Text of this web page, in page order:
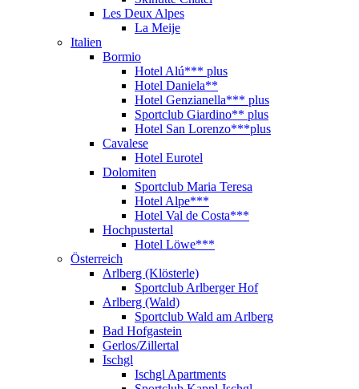
Les Deux Alpes
La Meije
Italien
Bormio
Hotel Alú*** plus
Hotel Daniela**
Hotel Genzianella*** plus
Sportclub Giardino** plus
Hotel San Lorenzo***plus
Cavalese
Hotel Eurotel
Dolomiten
Sportclub Maria Teresa
Hotel Alpe***
Hotel Val de Costa***
Hochpustertal
Hotel Löwe***
Österreich
Arlberg (Klösterle)
Sportclub Arlberger Hof
Arlberg (Wald)
Sportclub Wald am Arlberg
Bad Hofgastein
Gerlos/Zillertal
Ischgl
Ischgl Apartments